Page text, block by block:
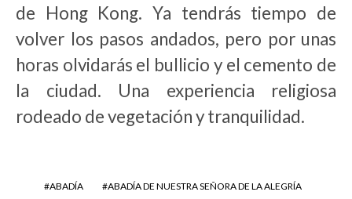
de Hong Kong. Ya tendrás tiempo de
volver los pasos andados, pero por unas
horas olvidarás el bullicio y el cemento de
la ciudad. Una experiencia religiosa
rodeado de vegetación y tranquilidad.
ABADÍA
ABADÍA DE NUESTRA SEÑORA DE LA ALEGRÍA